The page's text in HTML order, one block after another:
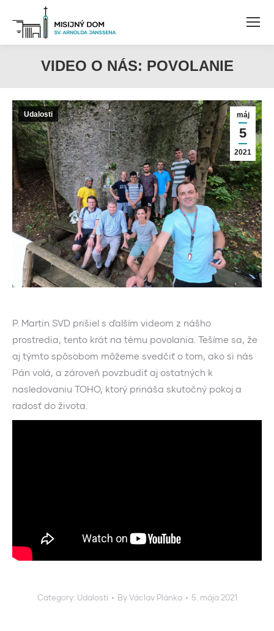
VIDEO O NÁS: POVOLANIE
máj
5
2021
Udalosti
P. Martin SVD prišiel s ďalším videom z nášho
prostredia, tento krát na tému povolania. Tešíme sa, že
aj týmto spôsobom môžeme svedčiť o tom, ako si nás
Pán volá, a zároveň povzbudiť aj ostatných k
nasledovaniu TOHO, ktorý prináša skutočný pokoj a
radosť do života.
Category: Udalosti ByVáclav Plánka 5. mája 2021